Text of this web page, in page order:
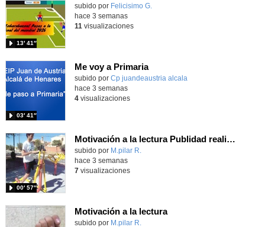
Contenido educativo.
subido por Felicisimo G.
13′ 41″
hace 3 semanas
11 visualizaciones
Me voy a Primaria
Contenido educativo.
subido por Cp juandeaustria alcala
03′ 41″
hace 3 semanas
4visualizaciones
Motivación a la lectura Publidad realizada por alumnos
Contenido educativo.
subido por M.pilar R.
00′ 57″
hace 3 semanas
7visualizaciones
Motivación a la lectura
Contenido educativo.
subido por M.pilar R.